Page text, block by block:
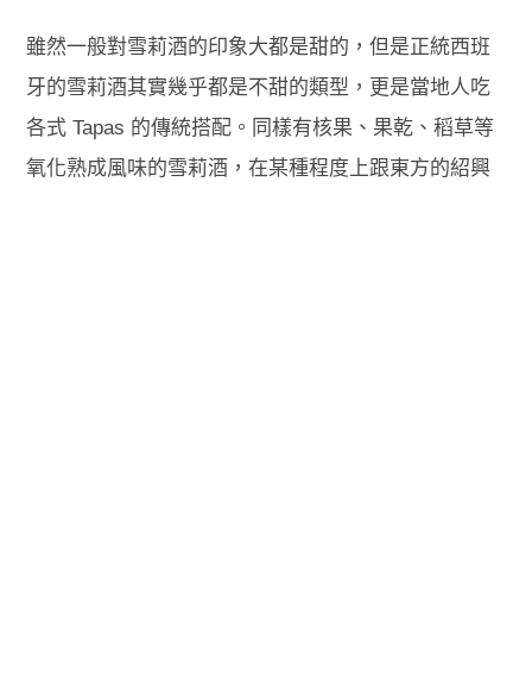
雖然一般對雪莉酒的印象大都是甜的，但是正統西班
牙的雪莉酒其實幾乎都是不甜的類型，更是當地人吃
各式 Tapas 的傳統搭配。同樣有核果、果乾、稻草等
氧化熟成風味的雪莉酒，在某種程度上跟東方的紹興